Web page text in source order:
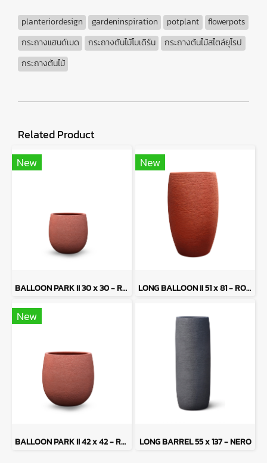
planteriordesign gardeninspiration potplant
flowerpots
กระถางแฮนด์เมด
กระถางต้นไม้โมเดิร์น
กระถางต้นไม้สไตล์ยุโรป
กระถางต้นไม้
Related Product
New
BALLOON PARK II 30 x 30 - ROSSO
New
LONG BALLOON II 51 x 81 - ROSSO
New
BALLOON PARK II 42 x 42 - ROSSO LONG BARREL 55 x 137 - NERO